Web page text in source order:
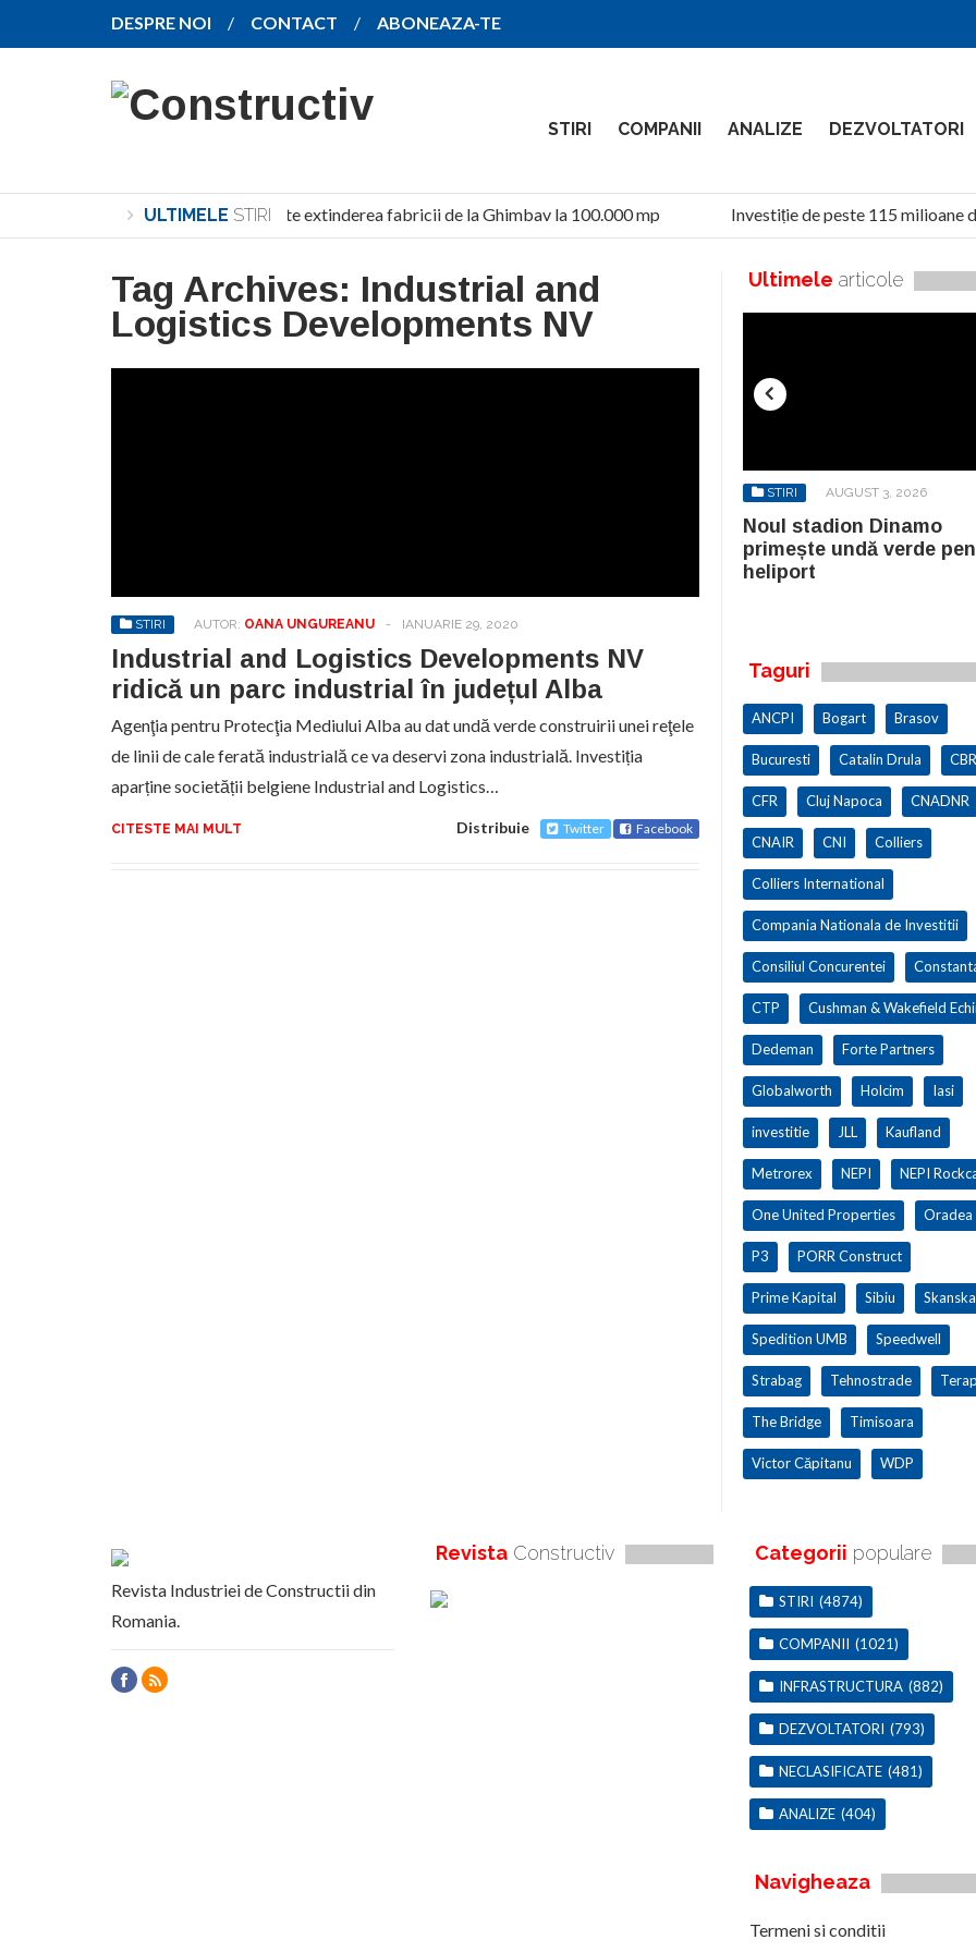
DESPRE NOI CONTACT ABONEAZA-TE
STIRI COMPANII ANALIZE DEZVOLTATORI
ULTIMELE STIRI
SANY pregătește extinderea fabricii de la Ghimbav la 100.000 mp Investiție de peste 115 milioane
Tag Archives: Industrial and
Logistics Developments NV
STIRI AUTOR: OANA UNGUREANU - IANUARIE 29, 2020
Industrial and Logistics Developments NV
ridică un parc industrial în județul Alba
Agenţia pentru Protecţia Mediului Alba au dat undă verde construirii unei reţele
de linii de cale ferată industrială ce va deservi zona industrială. Investiția
aparține societății belgiene Industrial and Logistics…
CITESTE MAI MULT Distribuie Twitter Facebook
Ultimele articole
STIRI AUGUST 3, 2026
Noul stadion Dinamo
primește undă verde
heliport
Taguri
ANCPI Bogart Brasov
Bucuresti Catalin Drula
CFR Cluj Napoca CNADNR
CNAIR CNI Colliers
Colliers International
Compania Nationala de Investitii
Consiliul Concurentei
CTP Cushman & Wakefield
Dedeman Forte Partners
Globalworth Holcim Iasi
investitie JLL Kaufland
Metrorex NEPI NEPI
One United Properties Oradea
P3 PORR Construct
Prime Kapital Sibiu Skanska
Spedition UMB Speedwell
Strabag Tehnostrade
The Bridge Timisoara
Victor Căpitanu WDP
Revista Industriei de Constructii din
Romania.
Revista Constructiv Categorii populare
STIRI (4874)
COMPANII (1021)
INFRASTRUCTURA (882)
DEZVOLTATORI (793)
NECLASIFICATE (481)
ANALIZE (404)
Navigheaza
Termeni si conditii